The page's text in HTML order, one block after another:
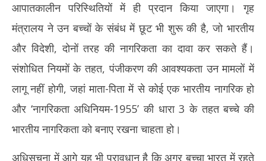
आपातकालीन परिस्थितियों में ही प्रदान किया जाएगा। गृह
मंत्रालय ने उन बच्चों के संबंध में छूट भी शुरू की है, जो भारतीय
और विदेशी, दोनों तरह की नागरिकता का दावा कर सकते हैं।
संशोधित नियमों के तहत, पंजीकरण की आवश्यकता उन मामलों में
लागू नहीं होगी, जहां माता-पिता में से कोई एक भारतीय नागरिक हो
और ‘नागरिकता अधिनियम-1955’ की धारा 3 के तहत बच्चे की
भारतीय नागरिकता को बनाए रखना चाहता हो।
अधिसूचना में आगे यह भी प्रावधान है कि अगर बच्चा भारत में रहते